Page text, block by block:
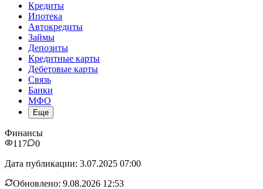
Кредиты
Ипотека
Автокредиты
Займы
Депозиты
Кредитные карты
Дебетовые карты
Связь
Банки
МФО
Еще
Финансы
117
0
Дата публикации: 3.07.2025 07:00
Обновлено: 9.08.2026 12:53